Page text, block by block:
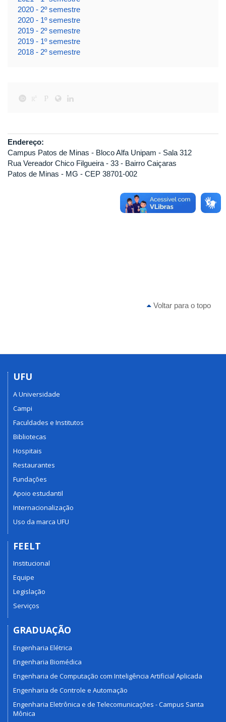
2020 - 2º semestre
2020 - 1º semestre
2019 - 2º semestre
2019 - 1º semestre
2018 - 2º semestre
Endereço:
Campus Patos de Minas - Bloco Alfa Unipam - Sala 312
Rua Vereador Chico Filgueira - 33 - Bairro Caiçaras
Patos de Minas - MG - CEP 38701-002
Voltar para o topo
UFU
A Universidade
Campi
Faculdades e Institutos
Bibliotecas
Hospitais
Restaurantes
Fundações
Apoio estudantil
Internacionalização
Uso da marca UFU
FEELT
Institucional
Equipe
Legislação
Serviços
GRADUAÇÃO
Engenharia Elétrica
Engenharia Biomédica
Engenharia de Computação com Inteligência Artificial Aplicada
Engenharia de Controle e Automação
Engenharia Eletrônica e de Telecomunicações - Campus Santa
Mônica